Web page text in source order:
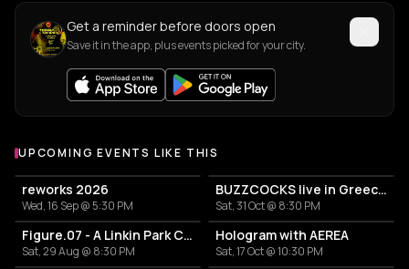
Get a reminder before doors open
Save it in the app, plus events picked for your city.
UPCOMING EVENTS LIKE THIS
reworks 2026
Wed, 16 Sep @ 5:30 PM
BUZZCOCKS live in Greece! 50years anniversary
Sat, 31 Oct @ 8:30 PM
Figure.07 - A Linkin Park Cover Band
Sat, 29 Aug @ 8:30 PM
Hologram with AEREA
Sat, 17 Oct @ 10:30 PM